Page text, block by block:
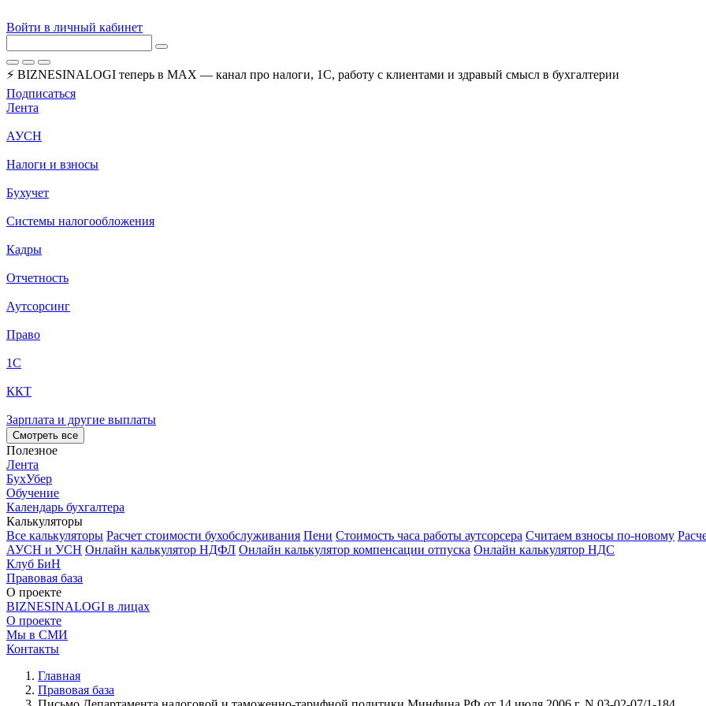
Войти в личный кабинет
⚡ BIZNESINALOGI теперь в MAX — канал про налоги, 1С, работу с клиентами и здравый смысл в бухгалтерии
Подписаться
Лента
АУСН
Налоги и взносы
Бухучет
Системы налогообложения
Кадры
Отчетность
Аутсорсинг
Право
1С
ККТ
Зарплата и другие выплаты
Смотреть все
Полезное
Лента
БухУбер
Обучение
Календарь бухгалтера
Калькуляторы
Все калькуляторы Расчет стоимости бухобслуживания Пени Стоимость часа работы аутсорсера Считаем взносы по-новому
АУСН и УСН Онлайн калькулятор НДФЛ Онлайн калькулятор компенсации отпуска Онлайн калькулятор НДС
Клуб БиН
Правовая база
О проекте
BIZNESINALOGI в лицах
О проекте
Мы в СМИ
Контакты
Главная
Правовая база